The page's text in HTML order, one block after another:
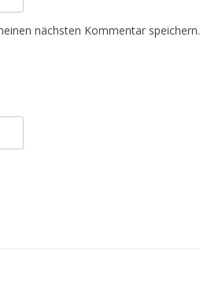
nächsten Kommentar speichern.